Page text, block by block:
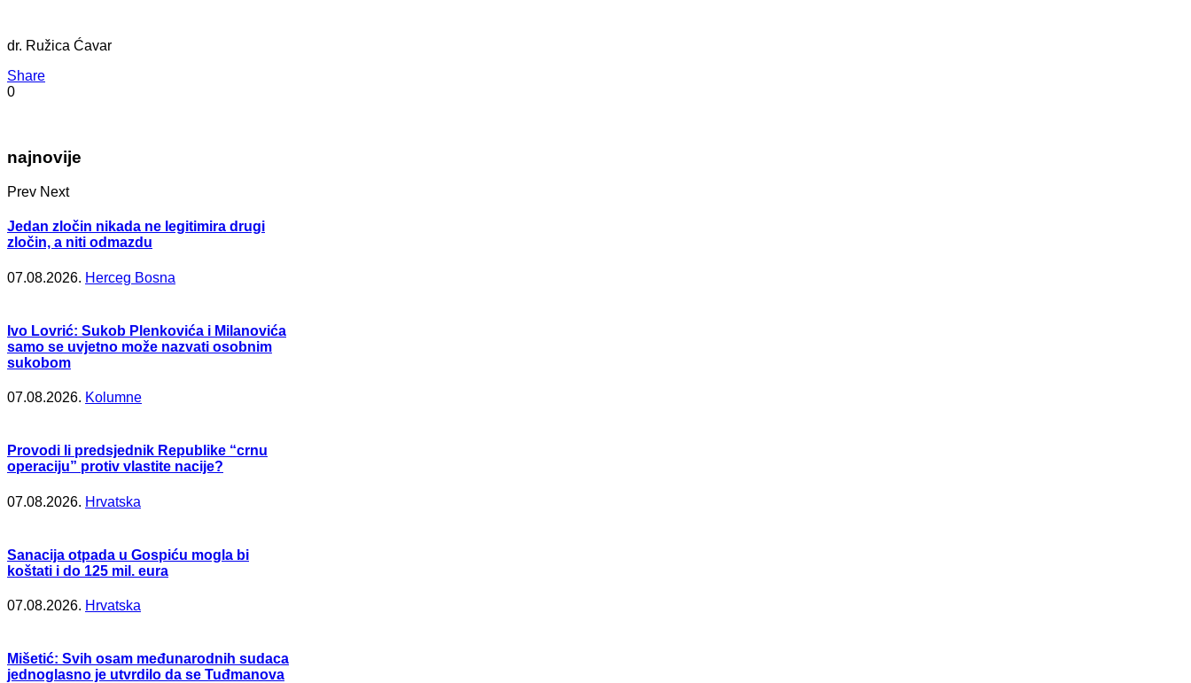
dr. Ružica Ćavar
Share
0
najnovije
Prev Next
Jedan zločin nikada ne legitimira drugi
zločin, a niti odmazdu
07.08.2026. Herceg Bosna
Ivo Lovrić: Sukob Plenkovića i Milanovića
samo se uvjetno može nazvati osobnim
sukobom
07.08.2026. Kolumne
Provodi li predsjednik Republike “crnu
operaciju” protiv vlastite nacije?
07.08.2026. Hrvatska
Sanacija otpada u Gospiću mogla bi
koštati i do 125 mil. eura
07.08.2026. Hrvatska
Mišetić: Svih osam međunarodnih sudaca
jednoglasno je utvrdilo da se Tuđmanova